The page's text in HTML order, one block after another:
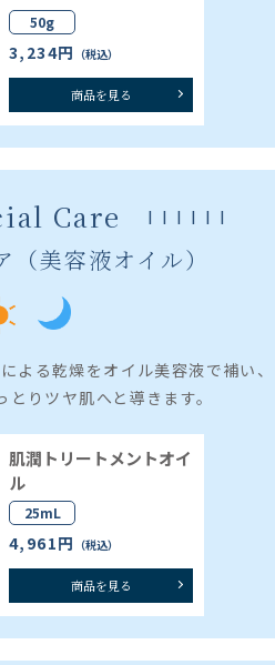
50g
3,234円 （税込）
商品を見る
Care
美容液オイル）
よる乾燥をオイル美容液で補い、
りツヤ肌へと導きます。
肌潤トリートメントオイ
ル
25mL
4,961円 （税込）
商品を見る